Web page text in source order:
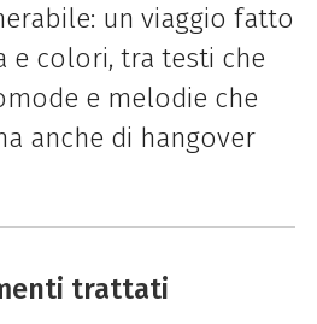
un viaggio fatto
e colori, tra testi che
e melodie che
anche di hangover
trattati